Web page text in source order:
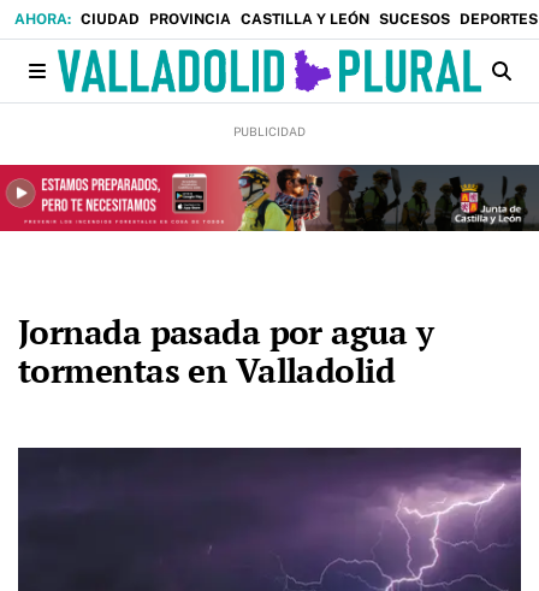
CIUDAD PROVINCIA CASTILLA Y LEÓN SUCESOS DEPORTES
Jornada pasada por agua y
tormentas en Valladolid